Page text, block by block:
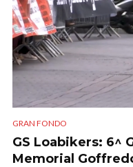
GRAN FONDO
GS Loabikers: 6^
Memorial